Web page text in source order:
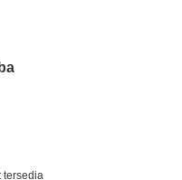
tersedia